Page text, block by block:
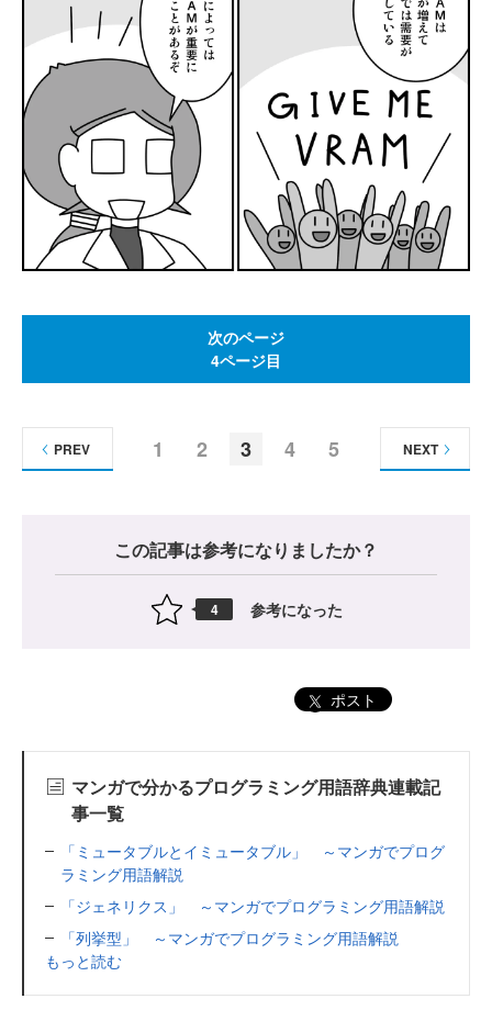
次のページ
4ページ目
1 2 3 4 5
PREV NEXT
この記事は参考になりましたか？
4 参考になった
ポスト
マンガで分かるプログラミング用語辞典連載記
事一覧
「ミュータブルとイミュータブル」 ～マンガでプログ
ラミング用語解説
「ジェネリクス」 ～マンガでプログラミング用語解説
「列挙型」 ～マンガでプログラミング用語解説
もっと読む